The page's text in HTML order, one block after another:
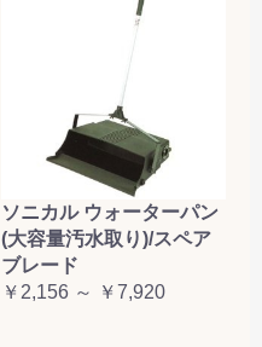
ソニカル ウォーターパン
(大容量汚水取り)/スペア
ブレード
￥2,156 ～ ￥7,920